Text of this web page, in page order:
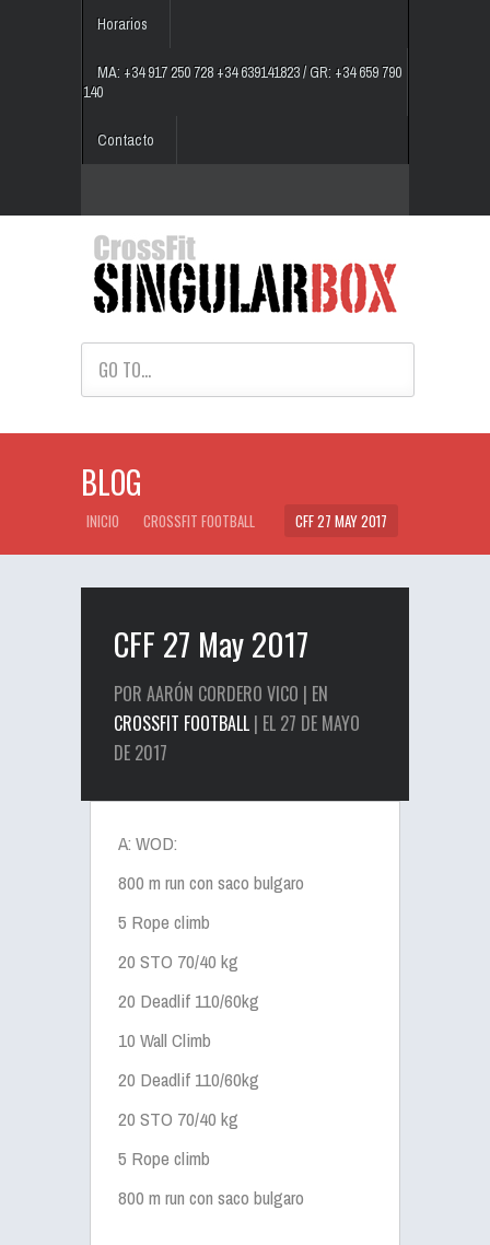
Horarios
MA: +34 917 250 728 +34 639141823 / GR: +34 659 790
140
Contacto
GO TO...
BLOG
INICIO CROSSFIT FOOTBALL CFF 27 MAY 2017
CFF 27 May 2017
POR AARÓN CORDERO VICO | EN
CROSSFIT FOOTBALL | EL 27 DE MAYO
DE 2017
A: WOD:
800 m run con saco bulgaro
5 Rope climb
20 STO 70/40 kg
20 Deadlif 110/60kg
10 Wall Climb
20 Deadlif 110/60kg
20 STO 70/40 kg
5 Rope climb
800 m run con saco bulgaro